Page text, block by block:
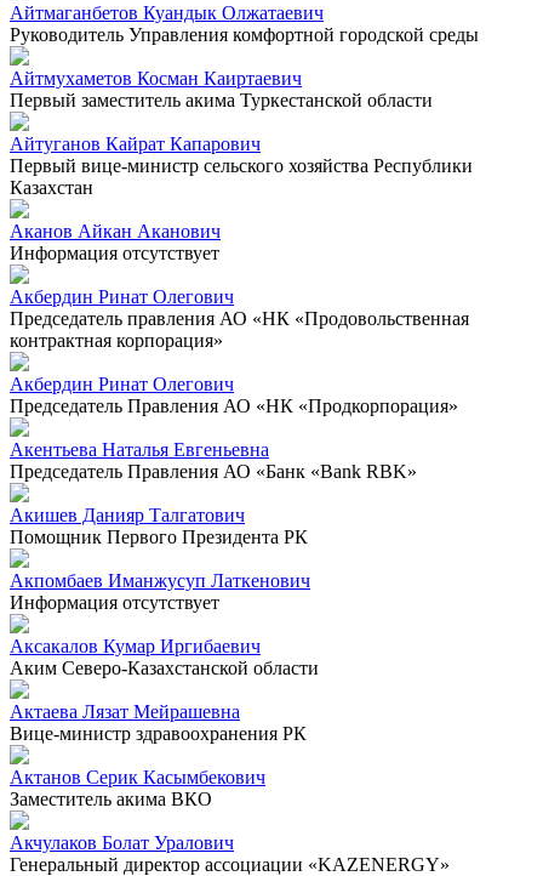
Айтмаганбетов Куандык Олжатаевич
Руководитель Управления комфортной городской среды
Айтмухаметов Косман Каиртаевич
Первый заместитель акима Туркестанской области
Айтуганов Кайрат Капарович
Первый вице-министр сельского хозяйства Республики
Казахстан
Аканов Айкан Аканович
Информация отсутствует
Акбердин Ринат Олегович
Председатель правления АО «НК «Продовольственная
контрактная корпорация»
Акбердин Ринат Олегович
Председатель Правления АО «НК «Продкорпорация»
Акентьева Наталья Евгеньевна
Председатель Правления АО «Банк «Bank RBK»
Акишев Данияр Талгатович
Помощник Первого Президента РК
Акпомбаев Иманжусуп Латкенович
Информация отсутствует
Аксакалов Кумар Иргибаевич
Аким Северо-Казахстанской области
Актаева Лязат Мейрашевна
Вице-министр здравоохранения РК
Актанов Серик Касымбекович
Заместитель акима ВКО
Акчулаков Болат Уралович
Генеральный директор ассоциации «KAZENERGY»